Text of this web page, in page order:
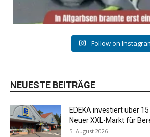
Follow on
NEUESTE BEITRÄGE
EDEKA investiert über
Neuer XXL-Markt für
5. August 2026